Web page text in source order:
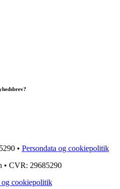
• Persondata og cookiepolitik
• CVR: 29685290
og cookiepolitik